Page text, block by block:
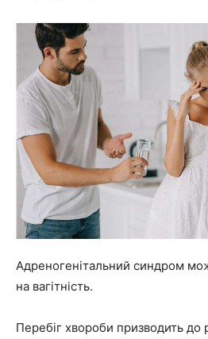
Адреногенітальний синдром
на вагітність.
Перебіг хвороби призводить до